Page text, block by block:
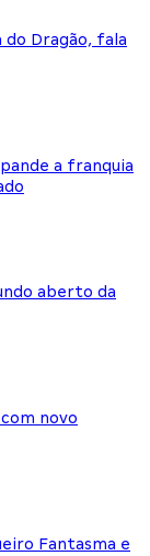
do Dragão, fala
a franquia
aberto da
novo
Fantasma e